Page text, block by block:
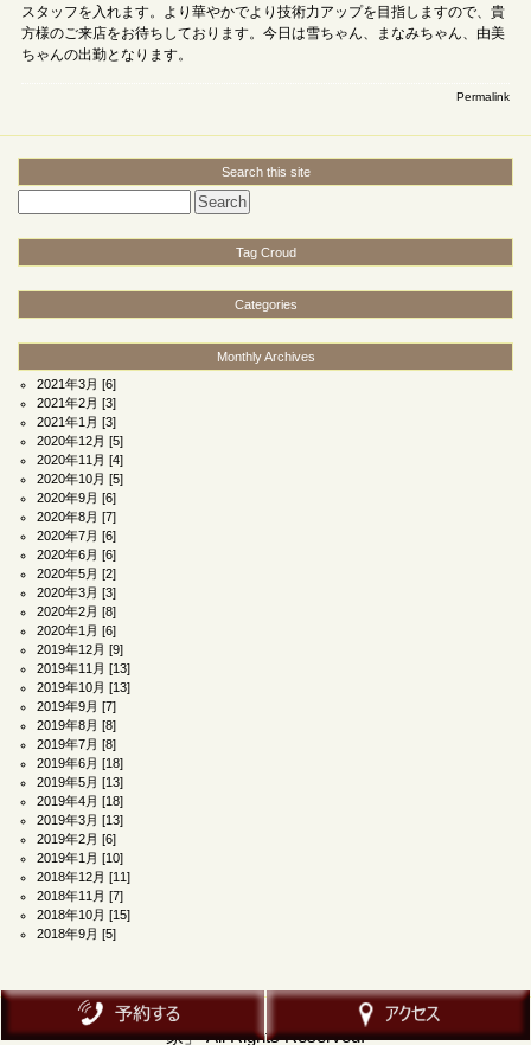
スタッフを入れます。より華やかでより技術力アップを目指しますので、貴
方様のご来店をお待ちしております。今日は雪ちゃん、まなみちゃん、由美
ちゃんの出勤となります。
Permalink
Search this site
Tag Croud
Categories
Monthly Archives
2021年3月 [6]
2021年2月 [3]
2021年1月 [3]
2020年12月 [5]
2020年11月 [4]
2020年10月 [5]
2020年9月 [6]
2020年8月 [7]
2020年7月 [6]
2020年6月 [6]
2020年5月 [2]
2020年3月 [3]
2020年2月 [8]
2020年1月 [6]
2019年12月 [9]
2019年11月 [13]
2019年10月 [13]
2019年9月 [7]
2019年8月 [8]
2019年7月 [8]
2019年6月 [18]
2019年5月 [13]
2019年4月 [18]
2019年3月 [13]
2019年2月 [6]
2019年1月 [10]
2018年12月 [11]
2018年11月 [7]
2018年10月 [15]
2018年9月 [5]
Copyright © 2026上野御徒町マッサージ＆メンズエステ「わが
家」All Rights Reserved.